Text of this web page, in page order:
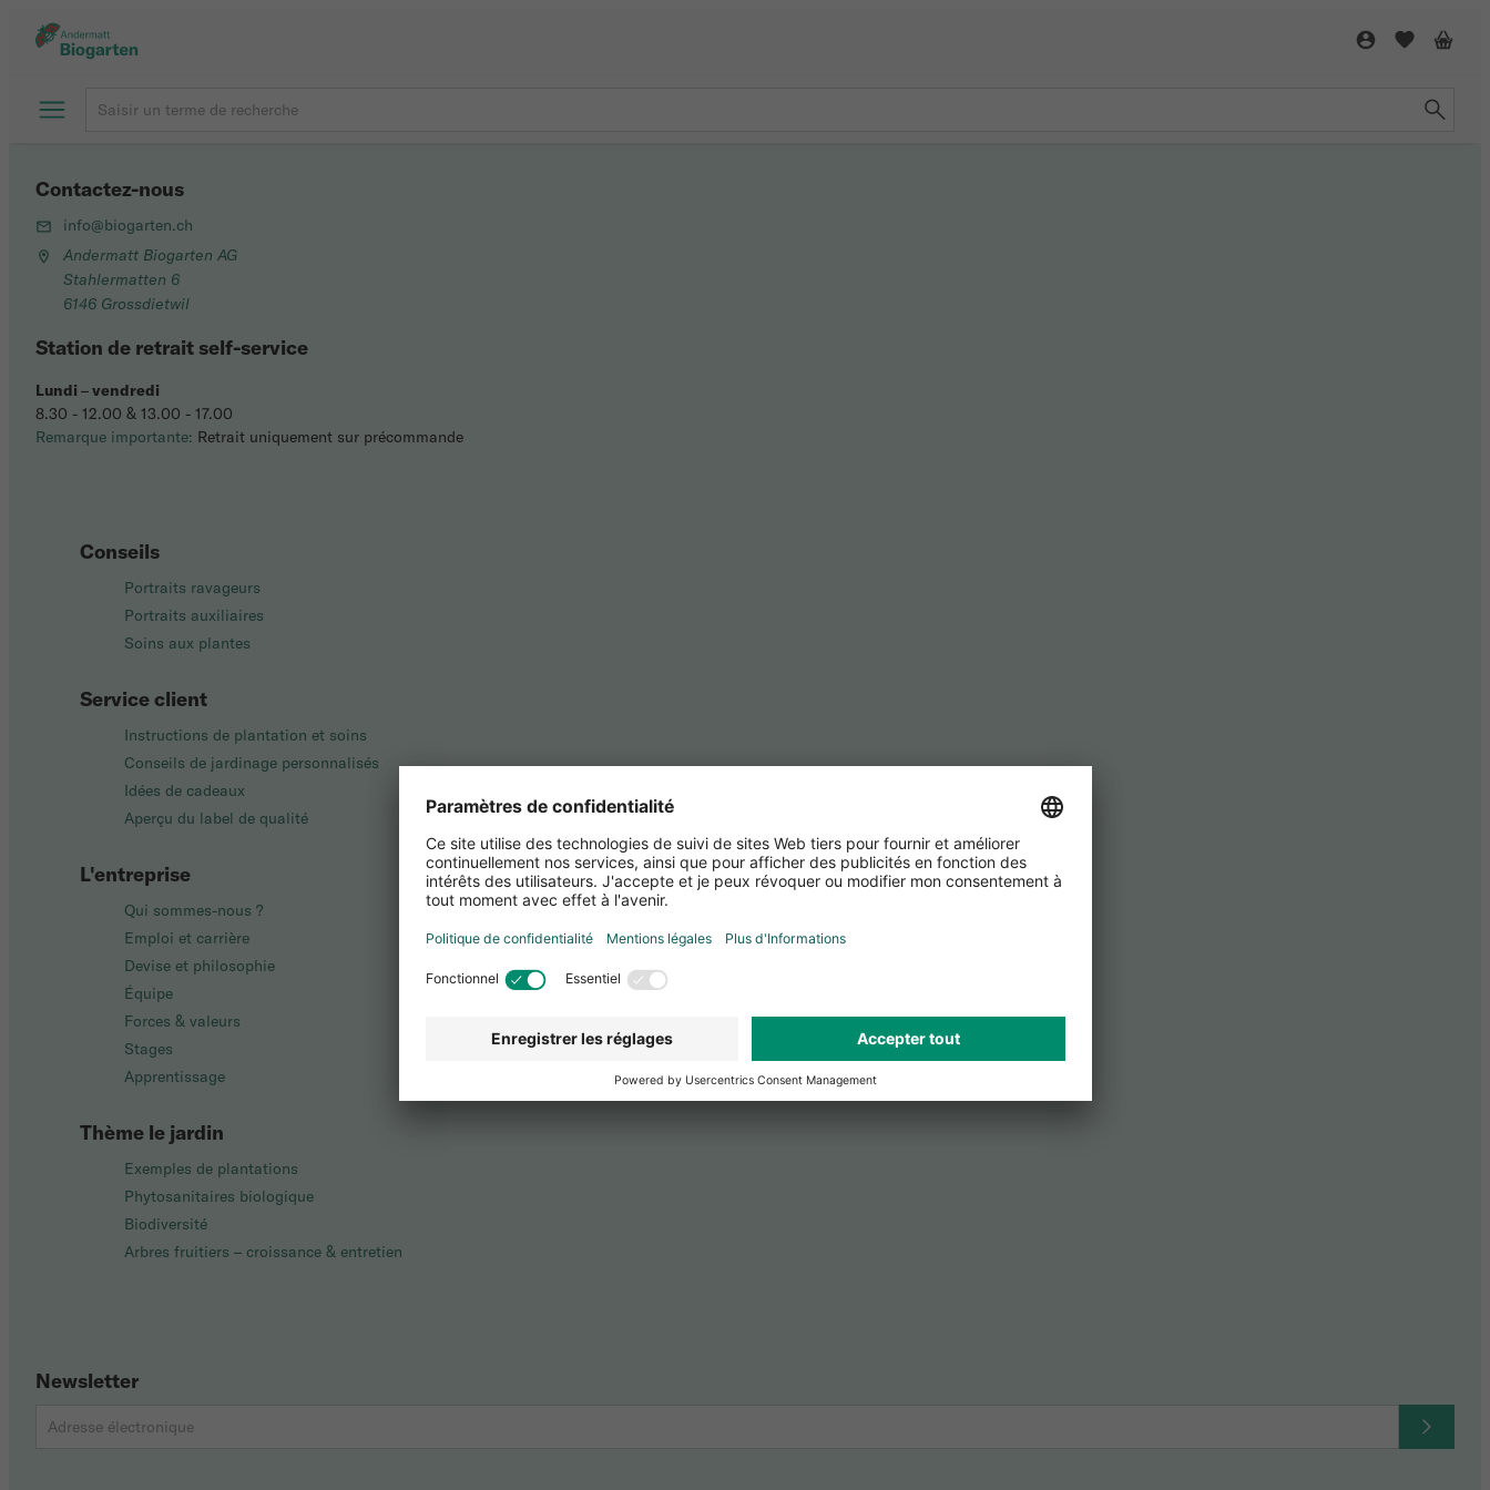
Conseils
Portraits ravageurs
Portraits auxiliaires
Soins aux plantes
Service client
Instructions de plantation et soins
Conseils de jardinage personnalisés
Idées de cadeaux
Aperçu du label de qualité
L'entreprise
Qui sommes-nous ?
Emploi et carrière
Devise et philosophie
Équipe
Forces & valeurs
Stages
Apprentissage
Thème le jardin
Exemples de plantations
Phytosanitaires biologique
Biodiversité
Arbres fruitiers – croissance & entretien
Newsletter
Contactez-nous
info@biogarten.ch
Andermatt Biogarten AG
Stahlermatten 6
6146 Grossdietwil
Station de retrait self-service
Lundi –vendredi
8.30 - 12.00 & 13.00 - 17.00
Remarque importante: Retrait uniquement sur précommande